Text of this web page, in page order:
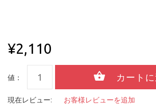
¥2,110
値：
現在レビュー: お客様レビューを追加